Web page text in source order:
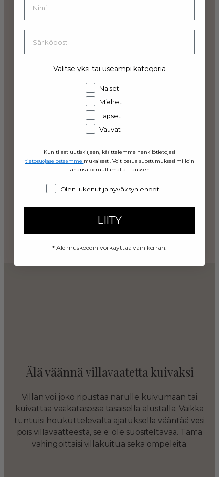
Älä liota villavaatteita
Jos peset villavaatteet käsin, älä jätä niitä
likoamaan, koska tämä vahingoittaa villakuituja.
Huuhtele puhtaalla vedellä, älä väännä niitä
levitä ne kuivumaan kuivaustelineeseen.
Älä väännä villavaatetta kuivaksi
Villan voi joko ripustaa narulle kuivumaan tai
kuivattaa vaakatasossa tasaisella alustalla. Vaikka
tuntuisi houkuttelevalta ajatuksella vääntää vesi
pois villavaatteesta, se ei ole suositeltavaa. Tämä
vahingoittaisi villakuitua sekä ompeleita.
Valitse yksi tai useampi kategoria
Naiset
Miehet
Lapset
Vauvat
Kun tilaat uutiskirjeen, käsittelemme henkilötietojasi
tietosuojaselosteemme mukaisesti. Voit perua suostumuksesi milloin
tahansa peruuttamalla tilauksen.
ConsentOlen lukenut ja hyväksyn ehdot.
LIITY
* Alennuskoodin voi käyttää vain kerran.